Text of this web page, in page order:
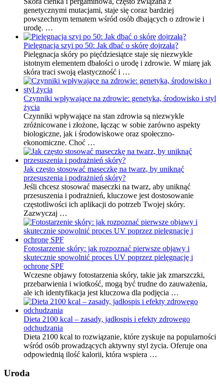
genetycznymi mutacjami, staje się coraz bardziej
powszechnym tematem wśród osób dbających o zdrowie i
urodę. …
Pielęgnacja szyi po 50: Jak dbać o skórę dojrzałą?
Pielęgnacja skóry po pięćdziesiątce staje się niezwykle
istotnym elementem dbałości o urodę i zdrowie. W miarę jak
skóra traci swoją elastyczność i …
Czynniki wpływające na zdrowie: genetyka, środowisko i styl
życia
Czynniki wpływające na stan zdrowia są niezwykle
zróżnicowane i złożone, łącząc w sobie zarówno aspekty
biologiczne, jak i środowiskowe oraz społeczno-
ekonomiczne. Choć …
Jak często stosować maseczkę na twarz, by uniknąć
przesuszenia i podrażnień skóry?
Jeśli chcesz stosować maseczki na twarz, aby uniknąć
przesuszenia i podrażnień, kluczowe jest dostosowanie
częstotliwości ich aplikacji do potrzeb Twojej skóry.
Zazwyczaj …
Fotostarzenie skóry: jak rozpoznać pierwsze objawy i
skutecznie spowolnić proces UV poprzez pielęgnację i
ochronę SPF
Wczesne objawy fotostarzenia skóry, takie jak zmarszczki,
przebarwienia i wiotkość, mogą być trudne do zauważenia,
ale ich identyfikacja jest kluczowa dla podjęcia …
Dieta 2100 kcal – zasady, jadłospis i efekty zdrowego
odchudzania
Dieta 2100 kcal to rozwiązanie, które zyskuje na popularności
wśród osób prowadzących aktywny styl życia. Oferuje ona
odpowiednią ilość kalorii, która wspiera …
Uroda